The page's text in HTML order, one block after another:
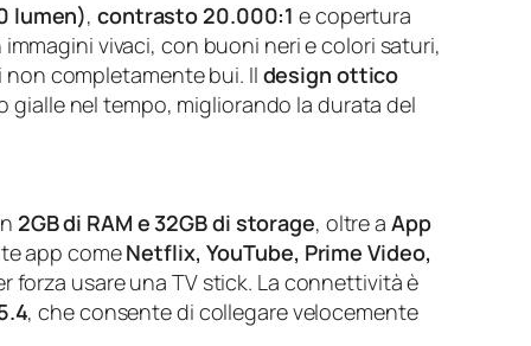
lumen),contrasto 20.000:1 e copertura
vivaci, con buoni neri e colori saturi,
non completamente bui. Il design ottico
gialle nel tempo, migliorando la durata del
2GB di RAM e 32GB di storage, oltre a App
app comeNetflix, YouTube, Prime Video,
forza usare una TV stick. La connettività è
, che consente di collegare velocemente